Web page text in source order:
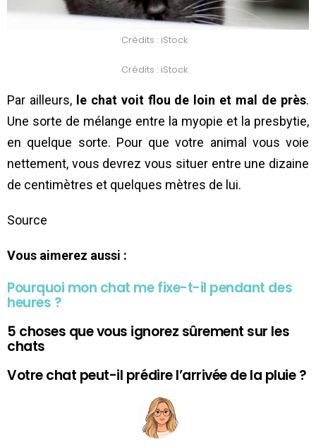
Crédits : iStock
Crédits : iStock
Par ailleurs, le chat voit flou de loin et mal de près.
Une sorte de mélange entre la myopie et la presbytie,
en quelque sorte. Pour que votre animal vous voie
nettement, vous devrez vous situer entre une dizaine
de centimètres et quelques mètres de lui.
Source
Vous aimerez aussi :
Pourquoi mon chat me fixe-t-il pendant des
heures ?
5 choses que vous ignorez sûrement sur les
chats
Votre chat peut-il prédire l’arrivée de la pluie ?